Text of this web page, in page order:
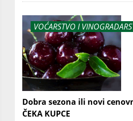
VOĆARSTVO I
Dobra sezona ili novi
ČEKA KUPCE